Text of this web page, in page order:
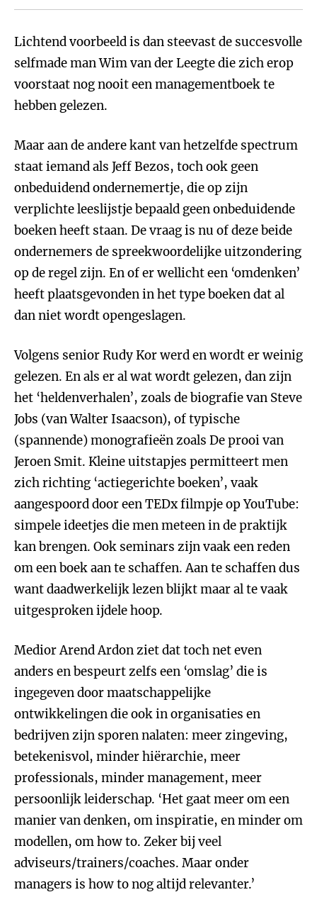
Lichtend voorbeeld is dan steevast de succesvolle
selfmade man Wim van der Leegte die zich erop
voorstaat nog nooit een managementboek te
hebben gelezen.
Maar aan de andere kant van hetzelfde spectrum
staat iemand als Jeff Bezos, toch ook geen
onbeduidend ondernemertje, die op zijn
verplichte leeslijstje bepaald geen onbeduidende
boeken heeft staan. De vraag is nu of deze beide
ondernemers de spreekwoordelijke uitzondering
op de regel zijn. En of er wellicht een ‘omdenken’
heeft plaatsgevonden in het type boeken dat al
dan niet wordt opengeslagen.
Volgens senior Rudy Kor werd en wordt er weinig
gelezen. En als er al wat wordt gelezen, dan zijn
het ‘heldenverhalen’, zoals de biografie van Steve
Jobs (van Walter Isaacson), of typische
(spannende) monografieën zoals De prooi van
Jeroen Smit. Kleine uitstapjes permitteert men
zich richting ‘actiegerichte boeken’, vaak
aangespoord door een TEDx filmpje op YouTube:
simpele ideetjes die men meteen in de praktijk
kan brengen. Ook seminars zijn vaak een reden
om een boek aan te schaffen. Aan te schaffen dus
want daadwerkelijk lezen blijkt maar al te vaak
uitgesproken ijdele hoop.
Medior Arend Ardon ziet dat toch net even
anders en bespeurt zelfs een ‘omslag’ die is
ingegeven door maatschappelijke
ontwikkelingen die ook in organisaties en
bedrijven zijn sporen nalaten: meer zingeving,
betekenisvol, minder hiërarchie, meer
professionals, minder management, meer
persoonlijk leiderschap. ‘Het gaat meer om een
manier van denken, om inspiratie, en minder om
modellen, om how to. Zeker bij veel
adviseurs/trainers/coaches. Maar onder
managers is how to nog altijd relevanter.’